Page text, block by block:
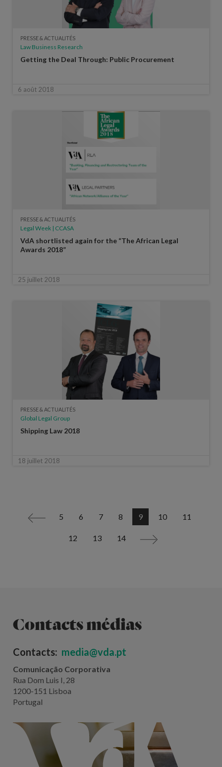
PRESSE & ACTUALITÉS
Law Business Research
Getting the Deal Through: Public Procurement
6 août 2018
PRESSE & ACTUALITÉS
Legal Week | CCASA
VdA shortlisted again for the “The African Legal
Awards 2018”
25 juillet 2018
PRESSE & ACTUALITÉS
Global Legal Group
Shipping Law 2018
18 juillet 2018
< 5 6 7 8 9 10 11
12 13 14 >
Contacts médias
Contacts: media@vda.pt
Comunicação Corporativa
Rua Dom Luis I, 28
1200-151 Lisboa
Portugal